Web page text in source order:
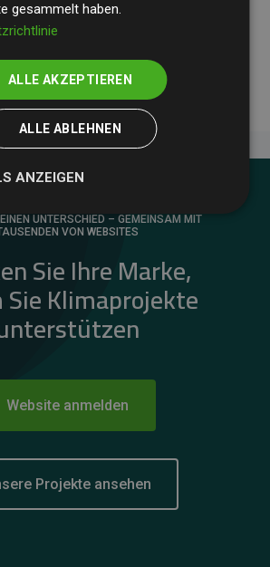
Emissionender teilnehmenden
– ein klarer Nachweis für die
unseres Ansatzes.
UNTERSCHIED – GEMEINSAM MIT
VON WEBSITES
Sie Ihre Marke,
Klimaprojekte
Website anmelden
Projekte ansehen
gesammelt haben.
ALLE AKZEPTIEREN
ALLE ABLEHNEN
ANZEIGEN